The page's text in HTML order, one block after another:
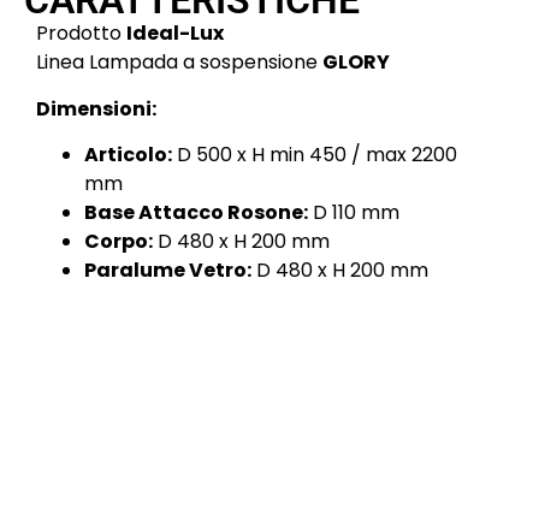
Prodotto Ideal-Lux
Linea Lampada a sospensione GLORY
Dimensioni:
Articolo: D 500 x H min 450 / max 2200
mm
Base Attacco Rosone: D 110 mm
Corpo: D 480 x H 200 mm
Paralume Vetro: D 480 x H 200 mm